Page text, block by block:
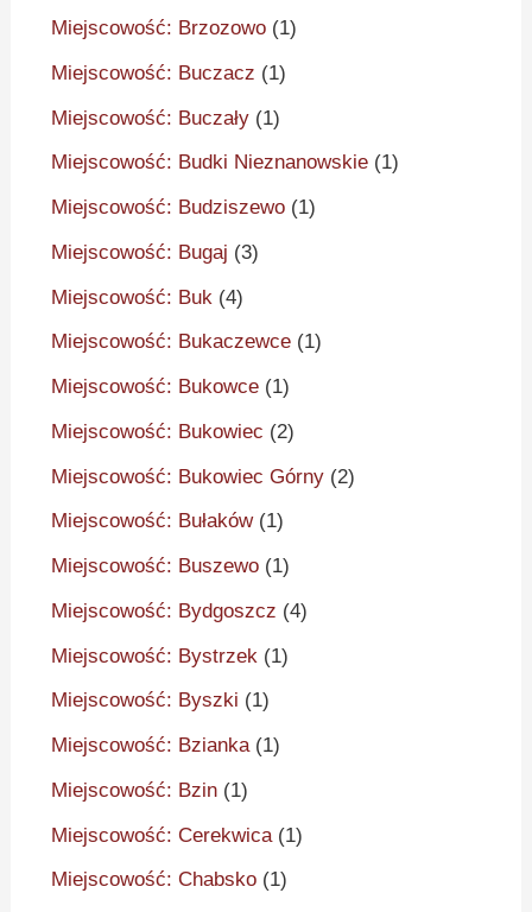
Miejscowość: Brzozowo (1)
Miejscowość: Buczacz (1)
Miejscowość: Buczały (1)
Miejscowość: Budki Nieznanowskie (1)
Miejscowość: Budziszewo (1)
Miejscowość: Bugaj (3)
Miejscowość: Buk (4)
Miejscowość: Bukaczewce (1)
Miejscowość: Bukowce (1)
Miejscowość: Bukowiec (2)
Miejscowość: Bukowiec Górny (2)
Miejscowość: Bułaków(1)
Miejscowość: Buszewo (1)
Miejscowość: Bydgoszcz (4)
Miejscowość: Bystrzek (1)
Miejscowość: Byszki (1)
Miejscowość: Bzianka(1)
Miejscowość: Bzin (1)
Miejscowość: Cerekwica (1)
Miejscowość: Chabsko (1)